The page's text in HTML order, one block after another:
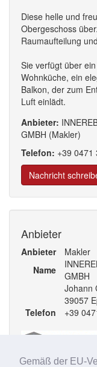
Gemäß der EU-
Diese helle und
Obergeschoss
Raumaufteilung
Sie verfügt über
Wohnküche, ein
Balkon, der zum
Luft einlädt.
Anbieter:
GMBH (Makler)
Telefon: +39 0471
Nachricht
Anbieter
Anbieter
Makler
Name
GMBH
Johann
39057
Telefon
+39